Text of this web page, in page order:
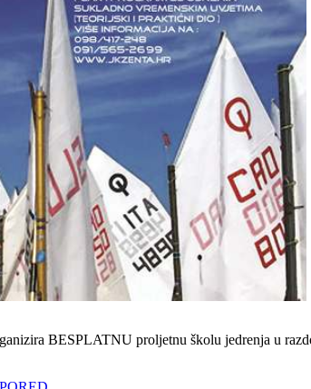
BESPLATNU proljetnu školu jedrenja u